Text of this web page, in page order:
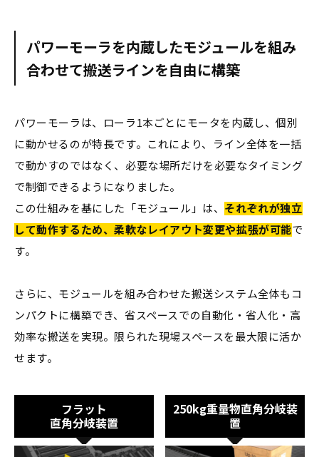
パワーモーラを内蔵したモジュールを組み
合わせて搬送ラインを自由に構築
パワーモーラは、ローラ1本ごとにモータを内蔵し、個別
に動かせるのが特長です。これにより、ライン全体を一括
で動かすのではなく、必要な場所だけを必要なタイミング
で制御できるようになりました。
この仕組みを基にした「モジュール」は、 それぞれが独立
して動作するため、柔軟なレイアウト変更や拡張が可能で
す。
さらに、モジュールを組み合わせた搬送システム全体もコ
ンパクトに構築でき、省スペースでの自動化・省人化・高
効率な搬送を実現。限られた現場スペースを最大限に活か
せます。
フラット
直角分岐装置
250kg重量物直角分岐装
置